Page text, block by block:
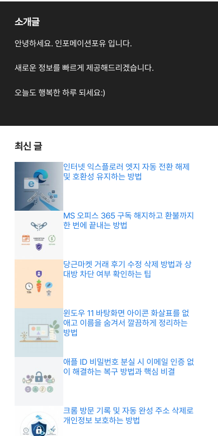
소개글
안녕하세요. 인포메이션포유 입니다.
새로운 정보를 빠르게 제공해드리겠습니다.
오늘도 행복한 하루 되세요:)
최신 글
인터넷 익스플로러 엣지 자동 전환 해제
및 호환성 유지하는 방법
MS 오피스 365 구독 해지하고 환불까지
한 번에 끝내는 방법
당근마켓 거래 후기 수정 삭제 방법과 상
대방 차단 여부 확인하는 팁
윈도우 11 바탕화면 아이콘 화살표를 없
애고 이름을 숨겨서 깔끔하게 정리하는
방법
애플 ID 비밀번호 분실 시 이메일 인증 없
이 해결하는 복구 방법과 핵심 비결
크롬 방문 기록 및 자동 완성 주소 삭제로
개인정보 보호하는 방법